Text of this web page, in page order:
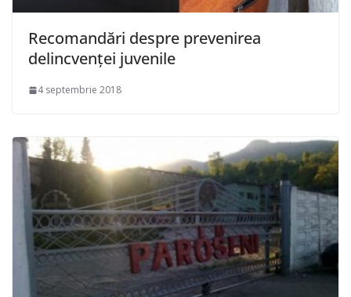
Recomandări despre prevenirea
delincvenței juvenile
4 septembrie 2018